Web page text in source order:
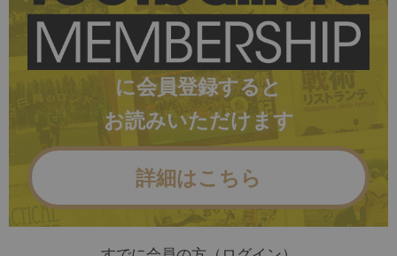
に会員登録すると
お読みいただけます
詳細はこちら